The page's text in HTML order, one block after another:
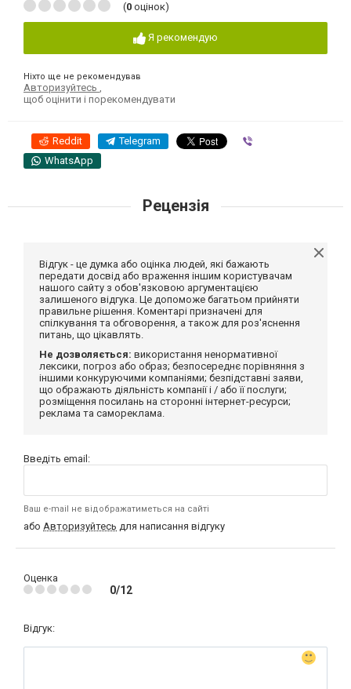
(0 оцінок)
Я рекомендую
Ніхто ще не рекомендував
Авторизуйтесь
щоб оцінити і порекомендувати
Reddit Telegram
WhatsApp
Рецензія
Відгук - це думка або оцінка людей, які бажають
передати досвід або враження іншим користувачам
нашого сайту з обов'язковою аргументацією
залишеного відгука. Це допоможе багатьом прийняти
правильне рішення. Коментарі призначені для
спілкування та обговорення, а також для роз'яснення
питань, що цікавлять.
Не дозволяється: використання ненормативної
лексики, погроз або образ; безпосереднє порівняння з
іншими конкуруючими компаніями; безпідставні заяви,
що ображають діяльність компанії і / або її послуги;
розміщення посилань на сторонні інтернет-ресурси;
реклама та самореклама.
Введіть email:
Ваш e-mail не відображатиметься на сайті
або Авторизуйтесь для написання відгуку
Оценка
0/12
Відгук: